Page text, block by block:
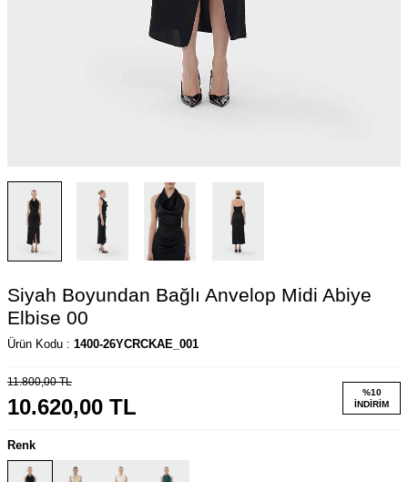
Siyah Boyundan Bağlı Anvelop Midi Abiye
Elbise 00
Ürün Kodu : 1400-26YCRCKAE_001
11.800,00TL
10.620,00 TL
%10
İNDIRIM
Renk